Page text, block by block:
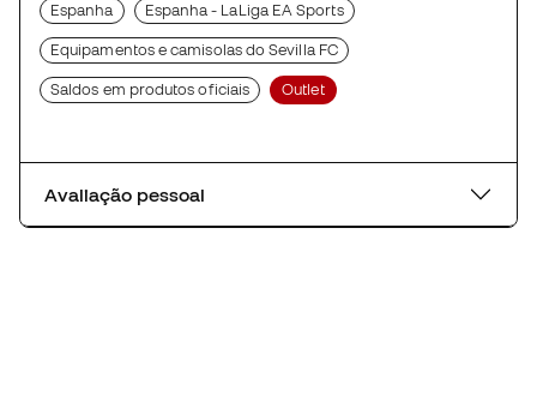
Espanha Espanha - LaLiga EA Sports
Equipamentos e camisolas do Sevilla FC
Saldos em produtos oficiais Outlet
Avaliação pessoal